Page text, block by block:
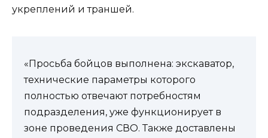
укреплений и траншей.
«Просьба бойцов выполнена: экскаватор,
технические параметры которого
полностью отвечают потребностям
подразделения, уже функционирует в
зоне проведения СВО. Также доставлены